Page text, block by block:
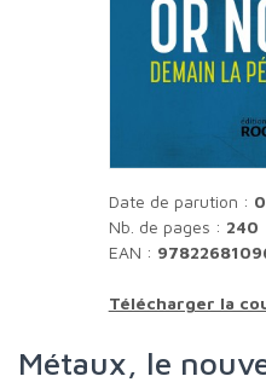
Date de parution :
Nb. de pages : 240
EAN :
Télécharger la
Métaux, le